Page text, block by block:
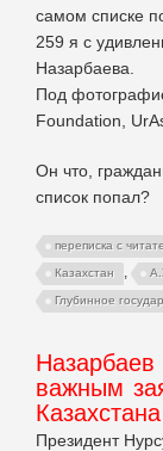
самом списке
259 я с
Назарбаева.
Под
Foundation,
Он что,
список попал?
переписка с
Казахстан ,
Глубинное
Назарбаев
важным
Казахстана
Президент